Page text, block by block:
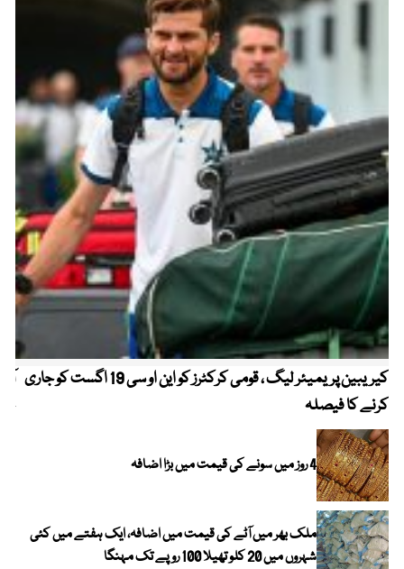
کیریبین پریمیئر لیگ ، قومی کرکٹرز کو این او سی 19 اگست کو جاری
کرنے کا فیصلہ
4 روز میں سونے کی قیمت میں بڑا اضافہ
ملک بھر میں آٹے کی قیمت میں اضافہ، ایک ہفتے میں کئی
شہروں میں 20 کلو تھیلا 100 روپے تک مہنگا